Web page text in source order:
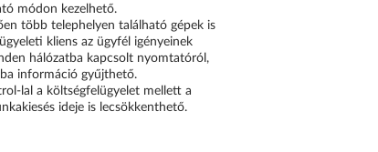
módon kezelhető.
több telephelyen található gépek is
kliens az ügyfél igényeinek
hálózatba kapcsolt nyomtatóról,
információ gyűjthető.
lal a költségfelügyelet mellett a
ideje is lecsökkenthető.